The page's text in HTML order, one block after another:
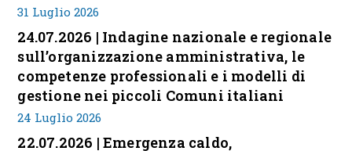
31 Luglio 2026
24.07.2026 | Indagine nazionale e regionale
sull’organizzazione amministrativa, le
competenze professionali e i modelli di
gestione nei piccoli Comuni italiani
24 Luglio 2026
22.07.2026 | Emergenza caldo,